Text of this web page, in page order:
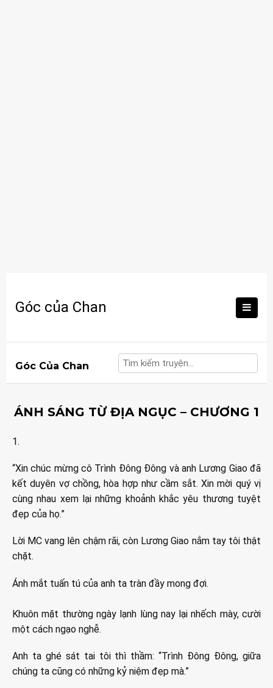
content
Góc của Chan
Góc Của Chan
ÁNH SÁNG TỪ ĐỊA NGỤC – CHƯƠNG 1
1.
“Xin chúc mừng cô Trình Đông Đông và anh Lương Giao đã
kết duyên vợ chồng, hòa hợp như cầm sắt. Xin mời quý vị
cùng nhau xem lại những khoảnh khắc yêu thương tuyệt
đẹp của họ.”
Lời MC vang lên chậm rãi, còn Lương Giao nắm tay tôi thật
chặt.
Ánh mắt tuấn tú của anh ta tràn đầy mong đợi.
Khuôn mặt thường ngày lạnh lùng nay lại nhếch mày, cười
một cách ngạo nghễ.
Anh ta ghé sát tai tôi thì thầm: “Trình Đông Đông, giữa
chúng ta cũng có những kỷ niệm đẹp mà.”